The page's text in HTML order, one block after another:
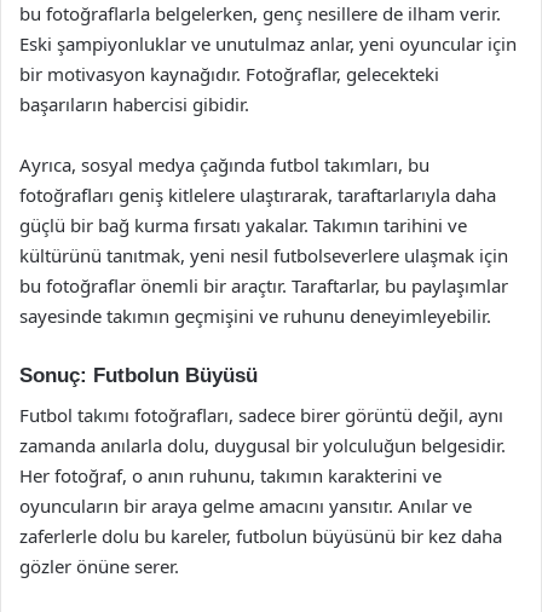
bu fotoğraflarla belgelerken, genç nesillere de ilham verir.
Eski şampiyonluklar ve unutulmaz anlar, yeni oyuncular için
bir motivasyon kaynağıdır. Fotoğraflar, gelecekteki
başarıların habercisi gibidir.
Ayrıca, sosyal medya çağında futbol takımları, bu
fotoğrafları geniş kitlelere ulaştırarak, taraftarlarıyla daha
güçlü bir bağ kurma fırsatı yakalar. Takımın tarihini ve
kültürünü tanıtmak, yeni nesil futbolseverlere ulaşmak için
bu fotoğraflar önemli bir araçtır. Taraftarlar, bu paylaşımlar
sayesinde takımın geçmişini ve ruhunu deneyimleyebilir.
Sonuç: Futbolun Büyüsü
Futbol takımı fotoğrafları, sadece birer görüntü değil, aynı
zamanda anılarla dolu, duygusal bir yolculuğun belgesidir.
Her fotoğraf, o anın ruhunu, takımın karakterini ve
oyuncuların bir araya gelme amacını yansıtır. Anılar ve
zaferlerle dolu bu kareler, futbolun büyüsünü bir kez daha
gözler önüne serer.